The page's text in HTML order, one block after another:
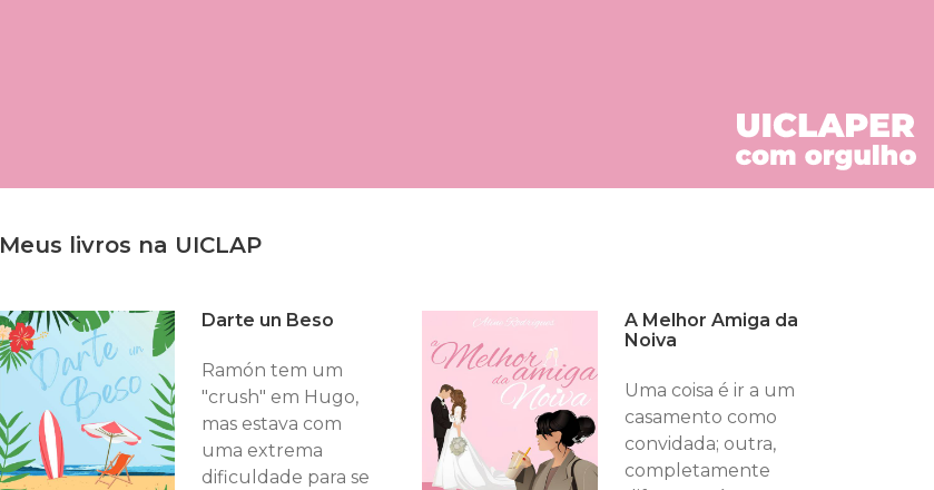
Meus livros na UICLAP
Darte un Beso
Ramón tem um
"crush" em Hugo,
mas estava com
uma extrema
dificuldade para se
A Melhor Amiga da
Noiva
Uma coisa é ir a um
casamento como
convidada; outra,
completamente